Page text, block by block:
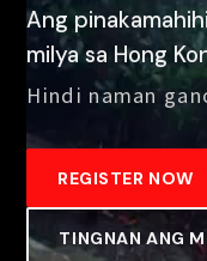
Ang
milya sa Hong
Hindi naman
REGISTER NOW
TINGNAN ANG